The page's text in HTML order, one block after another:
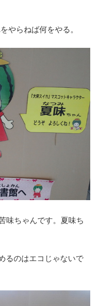
やらねば何をやる。
味ちゃんです。夏味ち
るのはエコじゃないで